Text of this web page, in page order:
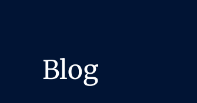
Blog